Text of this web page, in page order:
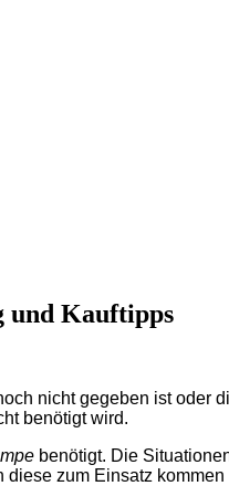
und Kauftipps
nicht gegeben ist
benötigt wird.
benötigt. Die
zum Einsatz kommen